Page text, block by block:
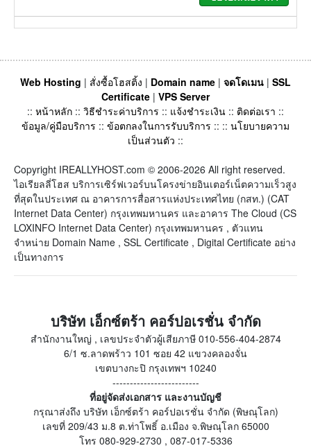
Web Hosting | สั่งซื้อโฮสติ้ง | Domain name | จดโดเมน | SSL
Certificate | VPS Server
:: หน้าหลัก :: วิธีชำระค่าบริการ :: แจ้งชำระเงิน :: ติดต่อเรา ::
ข้อมูล/คู่มือบริการ :: ข้อตกลงในการรับบริการ :: :: นโยบายความ
เป็นส่วนตัว ::
Copyright IREALLYHOST.com © 2006-2026 All right reserved.
ไอเรียลลี่โฮส บริการเซิร์ฟเวอร์บนโครงข่ายอินเตอร์เน็ตความเร็วสูง
ที่สุดในประเทศ ณ อาคารการสื่อสารแห่งประเทศไทย (กสท.) (CAT
Internet Data Center) กรุงเทพมหานคร และอาคาร The Cloud (CS
LOXINFO Internet Data Center) กรุงเทพมหานคร , ตัวแทน
จำหน่าย Domain Name , SSL Certificate , Digital Certificate อย่าง
เป็นทางการ
บริษัท เอ็กซ์ตร้า คอร์ปอเรชั่น จำกัด
สำนักงานใหญ่ , เลขประจำตัวผู้เสียภาษี 010-556-404-2874
6/1 ซ.ลาดพร้าว 101 ซอย 42 แขวงคลองจั่น
เขตบางกะปิ กรุงเทพฯ 10240
-------------------------
ที่อยู่จัดส่งเอกสาร และงานบัญชี
กรุณาส่งถึง บริษัท เอ็กซ์ตร้า คอร์ปอเรชั่น จำกัด (พิษณุโลก)
เลขที่ 209/43 ม.8 ต.ท่าโพธิ์ อ.เมือง จ.พิษณุโลก 65000
โทร 080-929-2730 , 087-017-5336